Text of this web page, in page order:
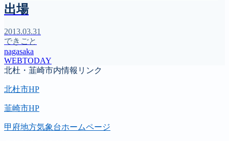
出場
2013.03.31
できごと
nagasaka
WEBTODAY
北杜・韮崎市内情報リンク
北杜市HP
韮崎市HP
甲府地方気象台ホームページ